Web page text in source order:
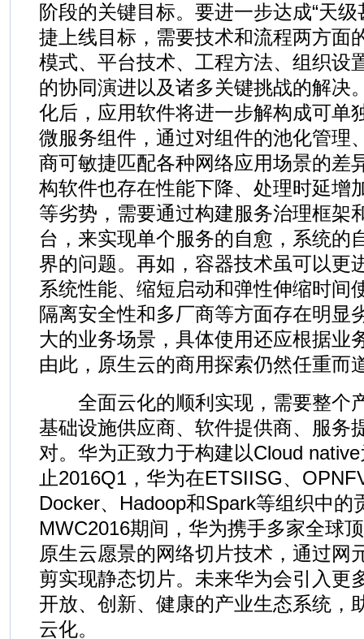
阶段的关键目标。要进一步达成“天
捷上线目标，需要技术和流程两方面
模式、平台技术、工程方法、组织设
的协同演进以及诸多关键挑战的解决
化后，应用软件将进一步解构成可单
微服务组件，通过对组件的池化管理
商可敏捷匹配各种网络应用场景的差
构软件也存在性能下降、处理时延增
等劣势，需要通过构建服务治理框架
台，来实现单个服务的自愈，系统的
界的问题。再如，容器技术虽可以更
系统性能、缩短启动和弹性伸缩时间
隔离安全性和多厂商等方面存在明显
大的业务场景，具体使用还应根据业
由此，原生云的商用探索仍然任重而
全面云化的顺利实现，需要整个
基础设施供应商、软件提供商、服务
对。华为正致力于构建以Cloud
止2016Q1，华为在ETSIISG、
Docker、Hadoop和Spark等组织中的
MWC2016期间，华为携手多家全球
原生云愿景的网络切片技术，通过网
剪实现静态切片。未来华为会引入更
开放、创新、健康的产业生态系统，
云化。